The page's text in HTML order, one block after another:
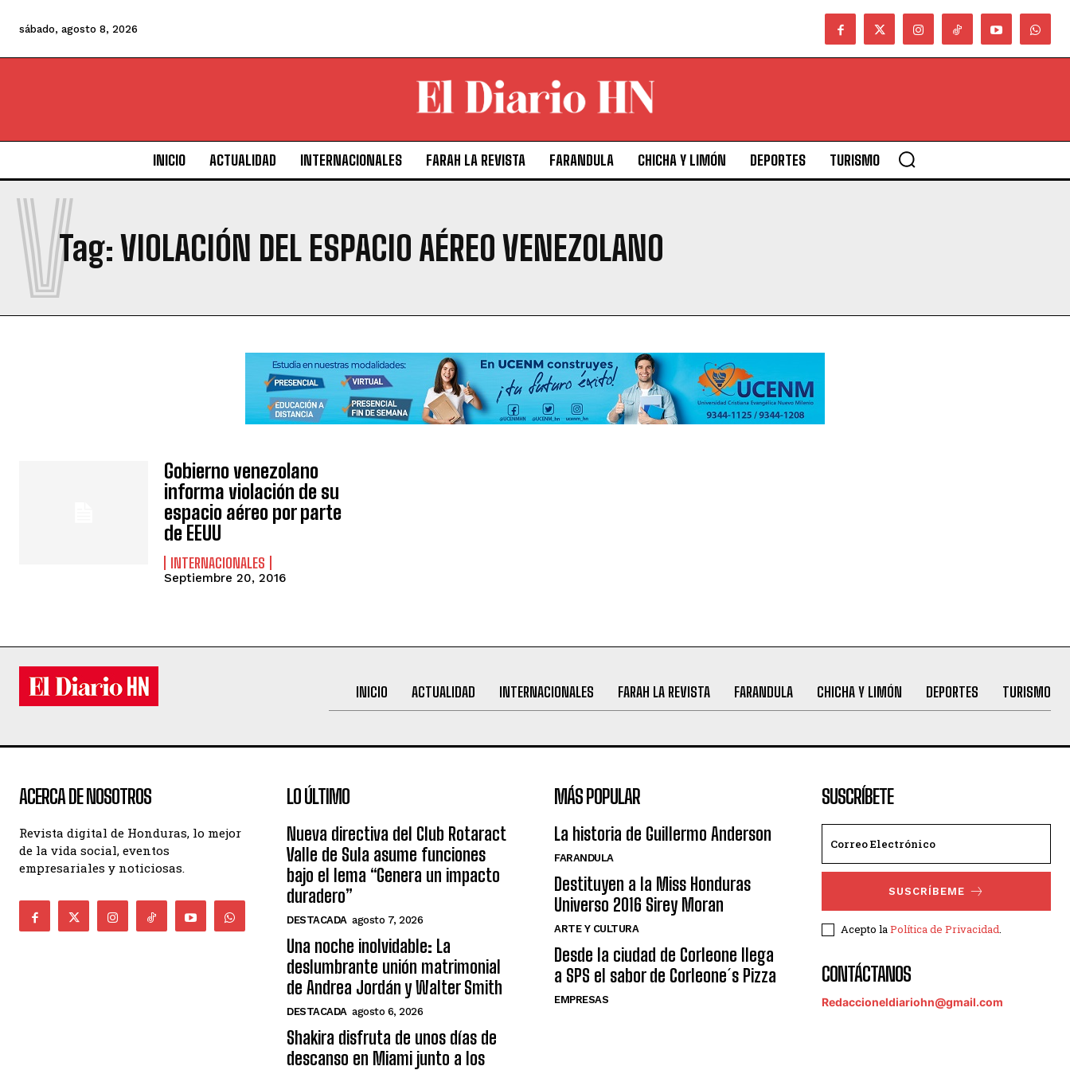
sábado, agosto 8, 2026
INICIO ACTUALIDAD INTERNACIONALES FARAH LA REVISTA FARANDULA CHICHA Y LIMÓN DEPORTES TURISMO
Tag: VIOLACIÓN DEL ESPACIO AÉREO VENEZOLANO
V
Gobierno venezolano
informa violación de su
espacio aéreo por parte
de EEUU
INTERNACIONALES
Septiembre 20, 2016
INICIO ACTUALIDAD INTERNACIONALES FARAH LA REVISTA FARANDULA CHICHA Y LIMÓN DEPORTES TURISMO
ACERCA DE NOSOTROS
Revista digital de Honduras, lo mejor
de la vida social, eventos
empresariales y noticiosas.
LO ÚLTIMO
Nueva directiva del Club Rotaract
Valle de Sula asume funciones
bajo el lema “Genera un impacto
duradero”
DESTACADA agosto 7, 2026
Una noche inolvidable: La
deslumbrante unión matrimonial
de Andrea Jordán y Walter Smith
DESTACADA agosto 6, 2026
Shakira disfruta de unos días de
descanso en Miami junto a los
MÁS POPULAR
La historia de Guillermo Anderson
FARANDULA
Destituyen a la Miss Honduras
Universo 2016 Sirey Moran
ARTE Y CULTURA
Desde la ciudad de Corleone llega
a SPS el sabor de Corleone´s Pizza
EMPRESAS
SUSCRÍBETE
SUSCRÍBEME
Acepto laPolítica de Privacidad.
CONTÁCTANOS
Redaccioneldiariohn@gmail.com